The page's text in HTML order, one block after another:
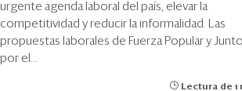
urgente agenda laboral del país, elevar la
competitividad y reducir la informalidad. Las
propuestas laborales de Fuerza Popular y
por el...
Lectura de 1